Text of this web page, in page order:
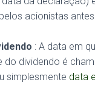
acionistas
: A data em
do dividendo é
simplesmente data